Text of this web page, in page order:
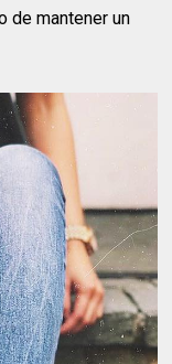
de mantener un